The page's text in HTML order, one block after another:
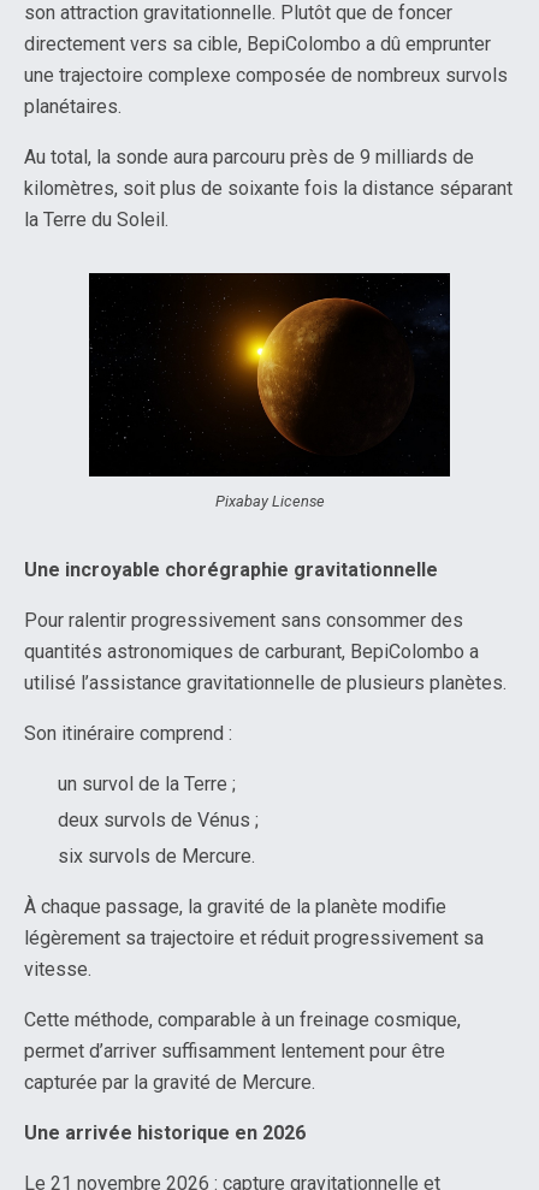
son attraction gravitationnelle. Plutôt que de foncer
directement vers sa cible, BepiColombo a dû emprunter
une trajectoire complexe composée de nombreux survols
planétaires.
Au total, la sonde aura parcouru près de 9 milliards de
kilomètres, soit plus de soixante fois la distance séparant
la Terre du Soleil.
Pixabay License
Une incroyable chorégraphie gravitationnelle
Pour ralentir progressivement sans consommer des
quantités astronomiques de carburant, BepiColombo a
utilisé l’assistance gravitationnelle de plusieurs planètes.
Son itinéraire comprend :
un survol de la Terre ;
deux survols de Vénus ;
six survols de Mercure.
À chaque passage, la gravité de la planète modifie
légèrement sa trajectoire et réduit progressivement sa
vitesse.
Cette méthode, comparable à un freinage cosmique,
permet d’arriver suffisamment lentement pour être
capturée par la gravité de Mercure.
Une arrivée historique en 2026
Le 21 novembre 2026 : capture gravitationnelle et